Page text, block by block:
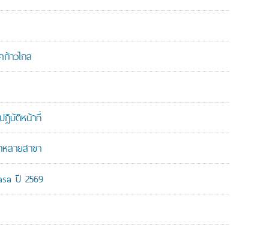
าวไกล
ฏิบัติหน้าที่
ลายสาขา
ปี 2569